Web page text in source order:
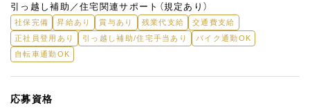
引っ越し補助／住宅関連サポート（規定あり）
社保完備 昇給あり 賞与あり 残業代支給
交通費支給
正社員登用あり
引っ越し補助/住宅手当あり
バイク通勤OK
自転車通勤OK
応募資格